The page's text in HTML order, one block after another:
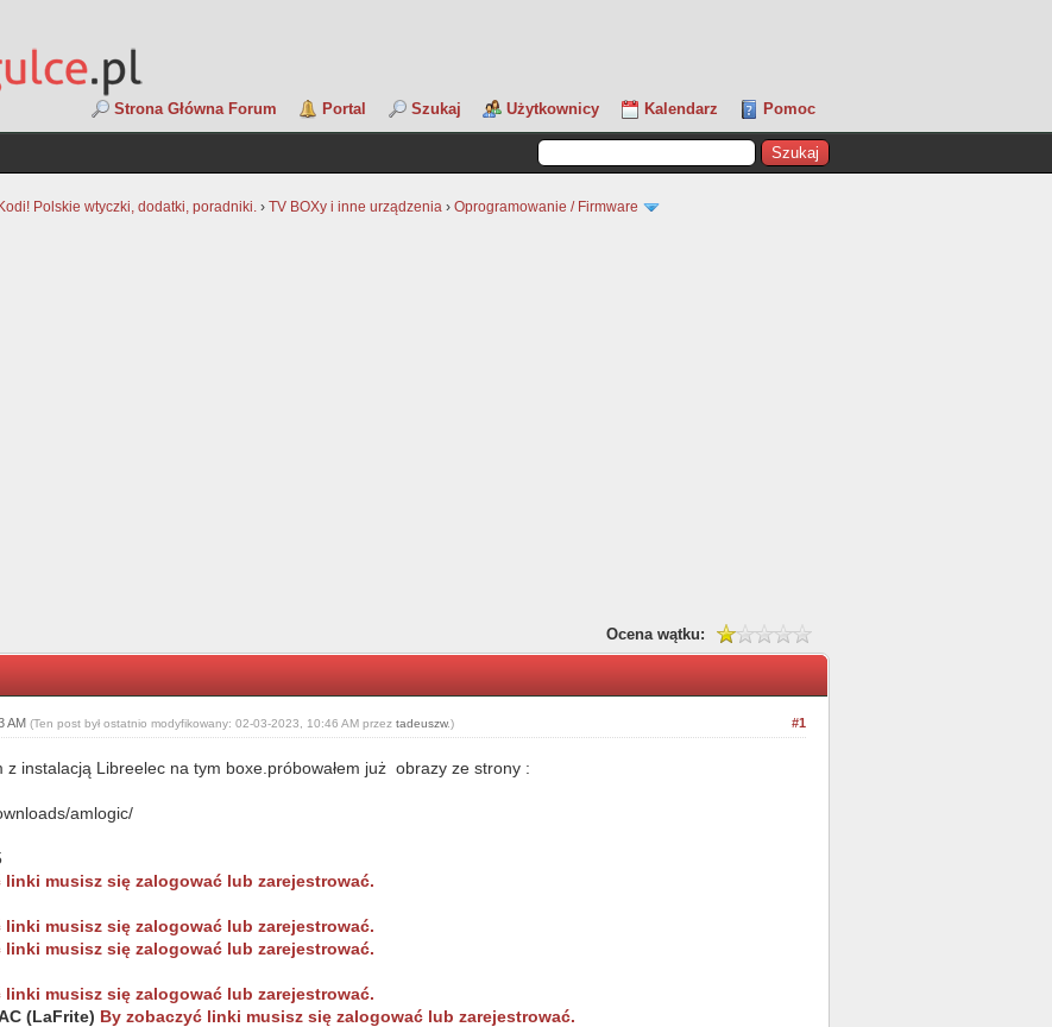
Strona Główna Forum Portal Szukaj Użytkownicy Kalendarz Pomoc
Polskie wtyczki, dodatki, poradniki. › TV BOXy i inne urządzenia › Oprogramowanie / Firmware
Ocena wątku:
#1
AM (Ten post był ostatnio modyfikowany: 02-03-2023, 10:46 AM przez tadeuszw.)
z instalacją Libreelec na tym boxe.próbowałem już obrazy ze strony :
amlogic/
linki musisz się zalogować lub zarejestrować.
linki musisz się zalogować lub zarejestrować.
linki musisz się zalogować lub zarejestrować.
linki musisz się zalogować lub zarejestrować.
(LaFrite) By zobaczyć linki musisz się zalogować lub zarejestrować.